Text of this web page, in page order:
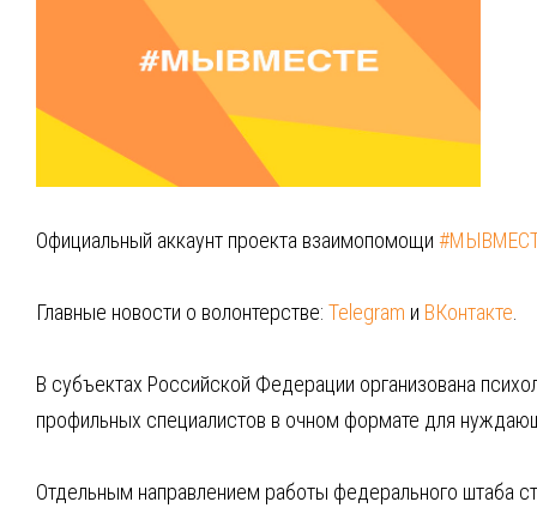
Официальный аккаунт проекта взаимопомощи
Главные новости о волонтерстве: Теlegram и ВКонтакте.
В субъектах Российской Федерации организована
профильных специалистов в очном формате для
Отдельным направлением работы федерального штаба